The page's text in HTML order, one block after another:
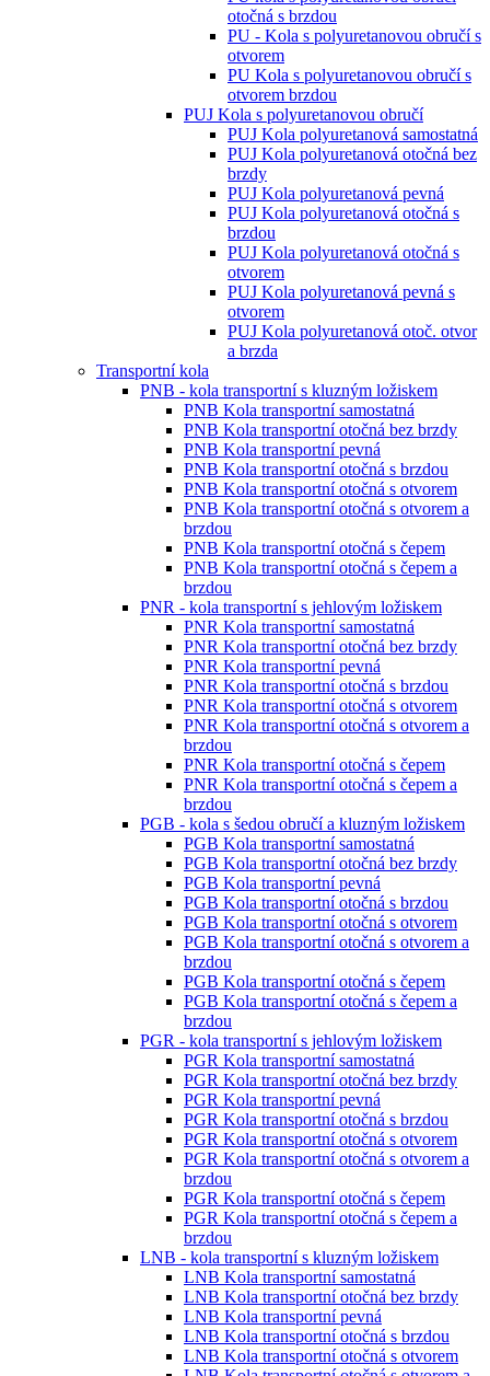
otočná s brzdou
PU - Kola s polyuretanovou obručí s
otvorem
PU Kola s polyuretanovou obručí s
otvorem brzdou
PUJ Kola s polyuretanovou obručí
PUJ Kola polyuretanová samostatná
PUJ Kola polyuretanová otočná bez
brzdy
PUJ Kola polyuretanová pevná
PUJ Kola polyuretanová otočná s
brzdou
PUJ Kola polyuretanová otočná s
otvorem
PUJ Kola polyuretanová pevná s
otvorem
PUJ Kola polyuretanová otoč. otvor
a brzda
Transportní kola
PNB - kola transportní s kluzným ložiskem
PNB Kola transportní samostatná
PNB Kola transportní otočná bez brzdy
PNB Kola transportní pevná
PNB Kola transportní otočná s brzdou
PNB Kola transportní otočná s otvorem
PNB Kola transportní otočná s otvorem a
brzdou
PNB Kola transportní otočná s čepem
PNB Kola transportní otočná s čepem a
brzdou
PNR - kola transportní s jehlovým ložiskem
PNR Kola transportní samostatná
PNR Kola transportní otočná bez brzdy
PNR Kola transportní pevná
PNR Kola transportní otočná s brzdou
PNR Kola transportní otočná s otvorem
PNR Kola transportní otočná s otvorem a
brzdou
PNR Kola transportní otočná s čepem
PNR Kola transportní otočná s čepem a
brzdou
PGB - kola s šedou obručí a kluzným ložiskem
PGB Kola transportní samostatná
PGB Kola transportní otočná bez brzdy
PGB Kola transportní pevná
PGB Kola transportní otočná s brzdou
PGB Kola transportní otočná s otvorem
PGB Kola transportní otočná s otvorem a
brzdou
PGB Kola transportní otočná s čepem
PGB Kola transportní otočná s čepem a
brzdou
PGR - kola transportní s jehlovým ložiskem
PGR Kola transportní samostatná
PGR Kola transportní otočná bez brzdy
PGR Kola transportní pevná
PGR Kola transportní otočná s brzdou
PGR Kola transportní otočná s otvorem
PGR Kola transportní otočná s otvorem a
brzdou
PGR Kola transportní otočná s čepem
PGR Kola transportní otočná s čepem a
brzdou
LNB - kola transportní s kluzným ložiskem
LNB Kola transportní samostatná
LNB Kola transportní otočná bez brzdy
LNB Kola transportní pevná
LNB Kola transportní otočná s brzdou
LNB Kola transportní otočná s otvorem